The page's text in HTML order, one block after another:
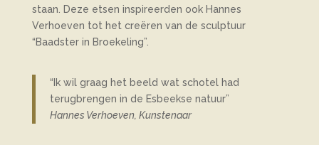
staan. Deze etsen inspireerden ook Hannes
Verhoeven tot het creëren van de sculptuur
“Baadster in Broekeling”.
“Ik wil graag het beeld wat schotel had
terugbrengen in de Esbeekse natuur”
Hannes Verhoeven, Kunstenaar